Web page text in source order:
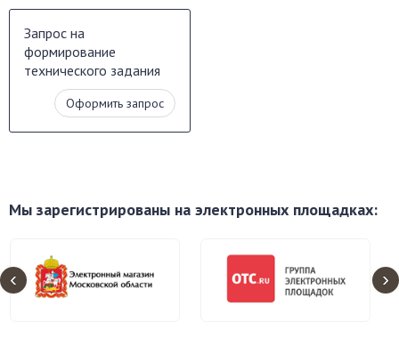
Запрос на
формирование
технического задания
Оформить запрос
Мы зарегистрированы на электронных площадках:
‹ ›